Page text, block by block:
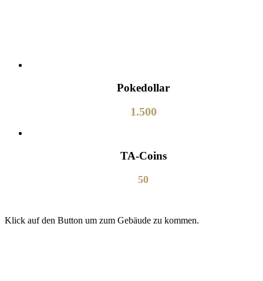
Pokedollar
1.500
TA-Coins
50
Klick auf den Button um zum Gebäude zu kommen.